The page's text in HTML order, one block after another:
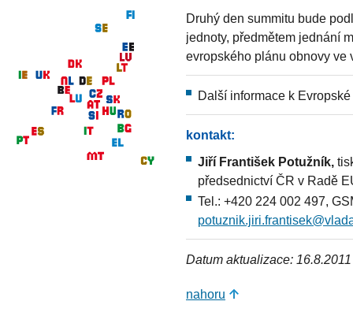
Druhý den summitu bude
jednoty, předmětem jednání
evropského plánu obnovy ve
Další informace k
kontakt:
Jiří František Potužník,
předsednictví ČR v Radě
Tel.: +420 224 002 497,
Datum aktualizace:
nahoru